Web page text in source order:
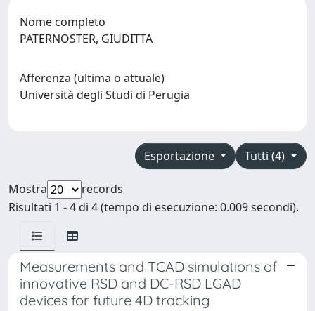
Nome completo
PATERNOSTER, GIUDITTA
Afferenza (ultima o attuale)
Università degli Studi di Perugia
Tutti (4)
Esportazione
Mostra
records
Risultati 1 - 4 di 4 (tempo di esecuzione: 0.009 secondi).
Measurements and TCAD simulations of
innovative RSD and DC-RSD LGAD
devices for future 4D tracking